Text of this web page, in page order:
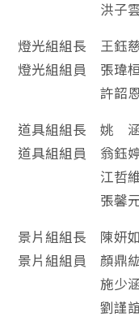
洪子
燈光組組長 王鈺
燈光組組員 張瑋
許韶
道具組組長 姚
道具組組員 翁鈺
江哲
張馨
景片組組長 陳妍如
景片組組員 顏鼎
施少
劉謹